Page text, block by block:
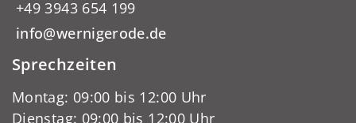
+49 3943 654 199
info@wernigerode.de
Sprechzeiten
Montag: 09:00 bis 12:00 Uhr
Dienstag: 09:00 bis 12:00 Uhr